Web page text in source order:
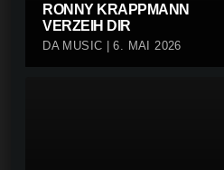
RONNY KRAPPMANN
VERZEIH DIR
DA MUSIC | 6. MAI 2026